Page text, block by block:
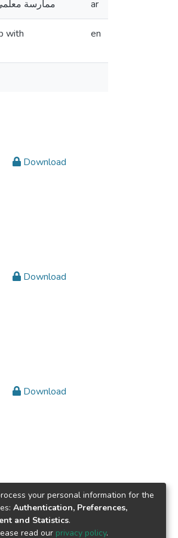
ممارسة معلمي المرحلةالأساسية(1-4) للبحث ar
with
en
Download
Download
Download
your personal information for the
Authentication, Preferences,
and Statistics.
read our privacy policy.